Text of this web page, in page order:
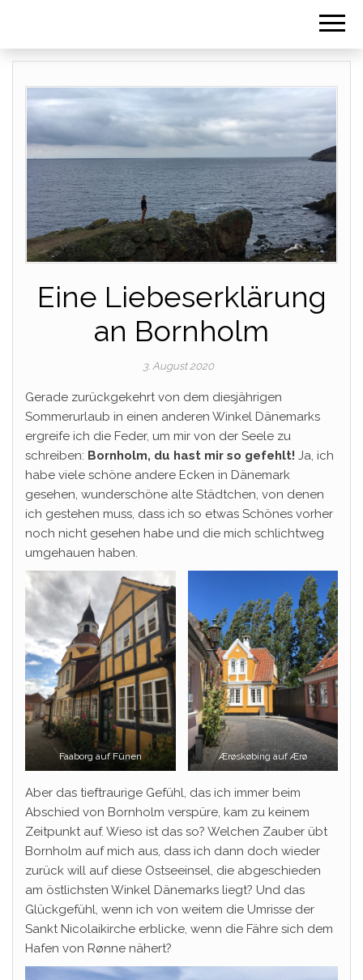
Eine Liebeserklärung
an Bornholm
3. August 2020
Gerade zurückgekehrt von dem diesjährigen
Sommerurlaub in einen anderen Winkel Dänemarks
ergreife ich die Feder, um mir von der Seele zu
schreiben: Bornholm, du hast mir so gefehlt! Ja, ich
habe viele schöne andere Ecken in Dänemark
gesehen, wunderschöne alte Städtchen, von denen
ich gestehen muss, dass ich so etwas Schönes vorher
noch nicht gesehen habe und die mich schlichtweg
umgehauen haben.
Faaborg auf Fünen Ærøskøbing auf Ærø
Aber das tieftraurige Gefühl, das ich immer beim
Abschied von Bornholm verspüre, kam zu keinem
Zeitpunkt auf. Wieso ist das so? Welchen Zauber übt
Bornholm auf mich aus, dass ich dann doch wieder
zurück will auf diese Ostseeinsel, die abgeschieden
am östlichsten Winkel Dänemarks liegt? Und das
Glückgefühl, wenn ich von weitem die Umrisse der
Sankt Nicolaikirche erblicke, wenn die Fähre sich dem
Hafen von Rønne nähert?